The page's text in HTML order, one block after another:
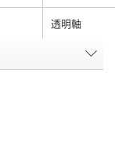
透明軸